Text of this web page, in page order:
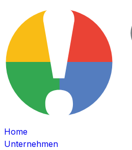
Home
Unternehmen